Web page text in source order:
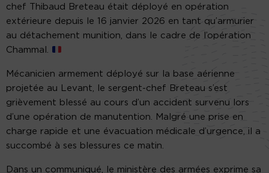
chef Thibaud Breteau était déployé en opération
extérieure depuis le 16 janvier 2026 en tant qu’armurier
au détachement munition, dans le cadre de l’opération
Chammal.
Mécanicien armement déployé sur la base aérienne
projetée au Levant, le sergent-chef Breteau s’est
grièvement blessé au cours d’un accident survenu lors
d’une opération de manutention. Malgré une prise en
charge rapide et une évacuation médicale d’urgence, il a
succombé à ses blessures ce matin.
Dans un communiqué, le ministère des armées exprime sa